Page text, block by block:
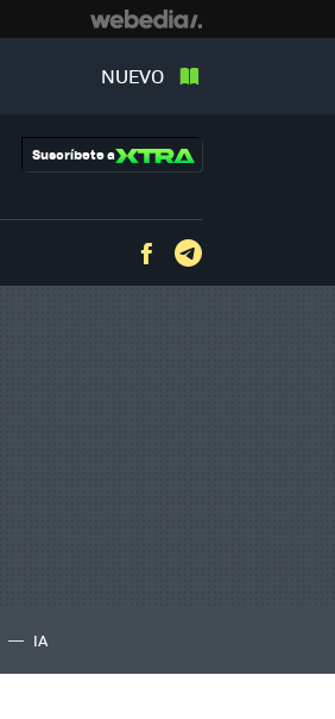
NUEVO
Suscríbete a
Facebook
IA